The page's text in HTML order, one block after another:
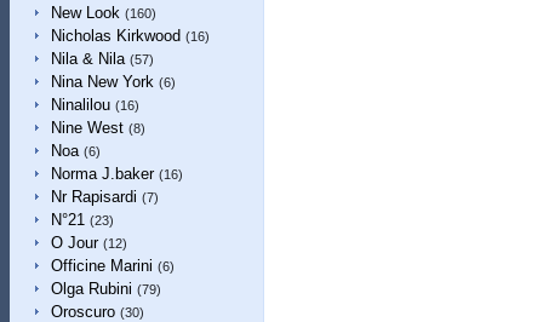
New Look (160)
Nicholas Kirkwood (16)
Nila & Nila (57)
Nina New York (6)
Ninalilou (16)
Nine West (8)
Noa (6)
Norma J.baker (16)
Nr Rapisardi (7)
N°21 (23)
O Jour (12)
Officine Marini (6)
Olga Rubini (79)
Oroscuro (30)